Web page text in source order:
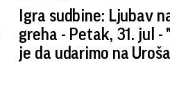
Igra sudbine: Ljubav
greha - Petak, 31. jul -
je da udarimo na